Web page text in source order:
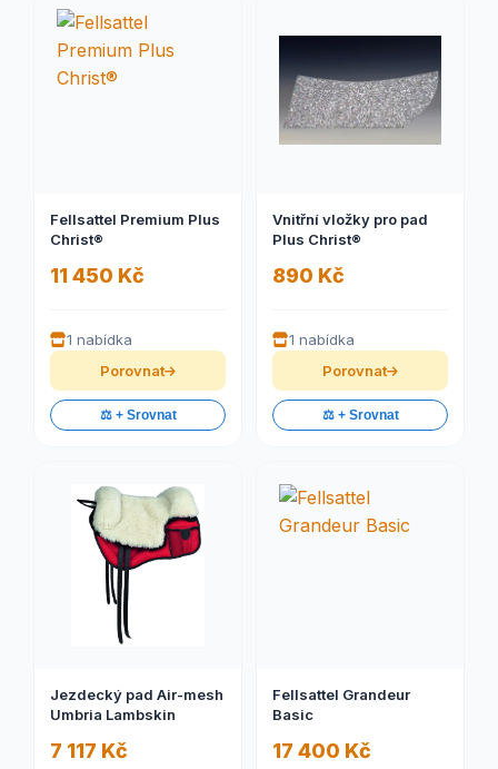
Fellsattel Premium Plus
Christ®
11 450 Kč
1 nabídka
Porovnat
⚖️ + Srovnat
Vnitřní vložky pro pad
Plus Christ®
890 Kč
1 nabídka
Porovnat
⚖️ + Srovnat
Jezdecký pad Air-mesh
Umbria Lambskin
7 117 Kč
Fellsattel Grandeur
Basic
17 400 Kč